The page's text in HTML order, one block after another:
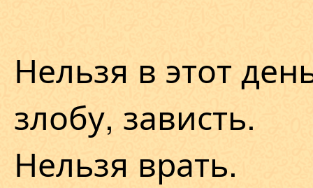
Нельзя в этот
злобу, зависть.
Нельзя врать.